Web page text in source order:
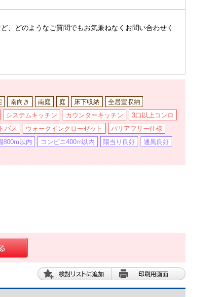
、どのようなご質問でもお気兼ねなくお問い合わせく
南向き 南庭 庭 床下収納
全居室収納
システムキッチン
カウンターキッチン
3口以上コンロ
バス
ウォークインクローゼット
バリアフリー仕様
800m以内
コンビニ400m以内 陽当り良好 通風良好